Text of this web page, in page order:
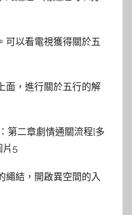
可以看電視獲得關於五
面，進行關於五行的解
繩結，開啟異空間的入